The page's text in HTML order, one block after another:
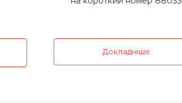
Докладніше